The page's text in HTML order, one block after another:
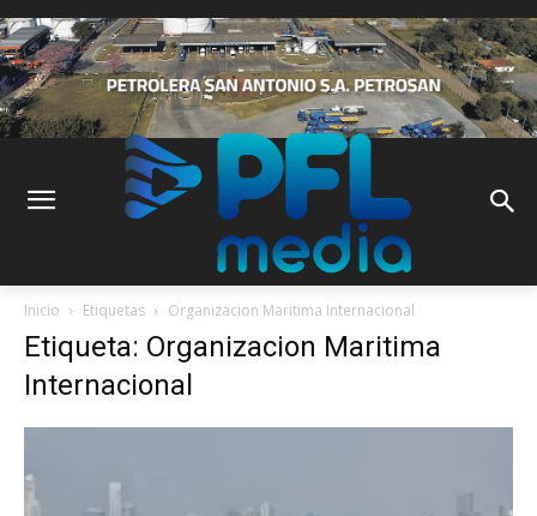
Inicio Etiquetas Organizacion Maritima Internacional
Etiqueta: Organizacion Maritima
Internacional